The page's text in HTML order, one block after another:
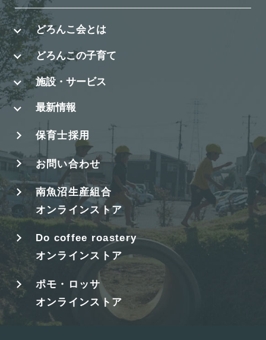
どろんこ会とは
どろんこの子育て
施設・サービス
最新情報
保育士採用
お問い合わせ
南魚沼生産組合
オンラインストア
Do coffee roastery
オンラインストア
ポモ・ロッサ
オンラインストア